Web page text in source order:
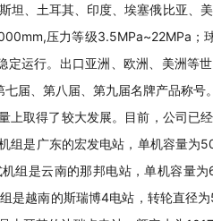
坦、土耳其、印度、埃塞俄比亚、
压力等级3.5MPa~22MPa
运行。出口亚洲、欧洲、美洲等
届、第八届、第九届名牌产品称号。
上取得了较大发展。目前，公司已
组是广东的宏发电站， 单机容量为
组是云南的那邦电站，单机容量为
是越南的斯瑞博4电站，转轮直径